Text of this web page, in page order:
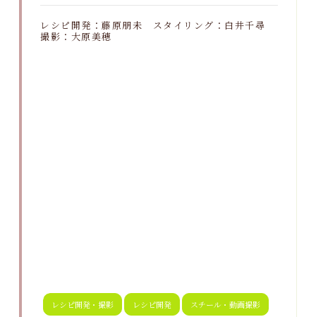
レシピ開発：藤原朋未 スタイリング：白井千尋
撮影：大原美穂
レシピ開発・撮影 レシピ開発 スチール・動画撮影